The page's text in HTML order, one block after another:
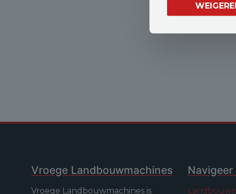
Vroege Landbouwmachines
Vroege Landbouwmachines is
Navigeer